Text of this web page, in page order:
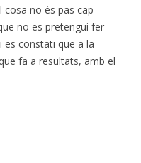
cosa no és pas cap
no es pretengui fer
es constati que a la
fa a resultats, amb el